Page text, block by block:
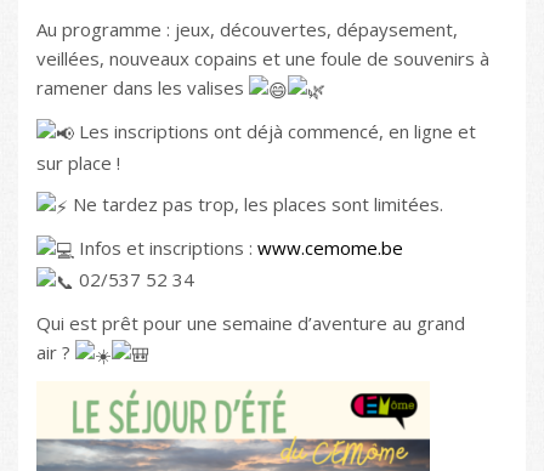
Au programme : jeux, découvertes, dépaysement,
veillées, nouveaux copains et une foule de souvenirs à
ramener dans les valises
Les inscriptions ont déjà commencé, en ligne et
sur place !
Ne tardez pas trop, les places sont limitées.
Infos et inscriptions : www.cemome.be
02/537 52 34
Qui est prêt pour une semaine d’aventure au grand
air ?